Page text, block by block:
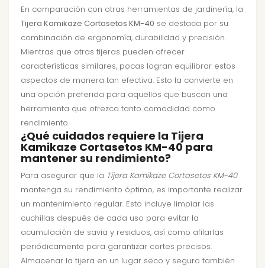
En comparación con otras herramientas de jardinería, la
Tijera Kamikaze Cortasetos KM-40 se destaca por su
combinación de ergonomía, durabilidad y precisión.
Mientras que otras tijeras pueden ofrecer
características similares, pocas logran equilibrar estos
aspectos de manera tan efectiva. Esto la convierte en
una opción preferida para aquellos que buscan una
herramienta que ofrezca tanto comodidad como
rendimiento.
¿Qué cuidados requiere la Tijera
Kamikaze Cortasetos KM-40 para
mantener su rendimiento?
Para asegurar que la Tijera Kamikaze Cortasetos KM-40
mantenga su rendimiento óptimo, es importante realizar
un mantenimiento regular. Esto incluye limpiar las
cuchillas después de cada uso para evitar la
acumulación de savia y residuos, así como afilarlas
periódicamente para garantizar cortes precisos.
Almacenar la tijera en un lugar seco y seguro también